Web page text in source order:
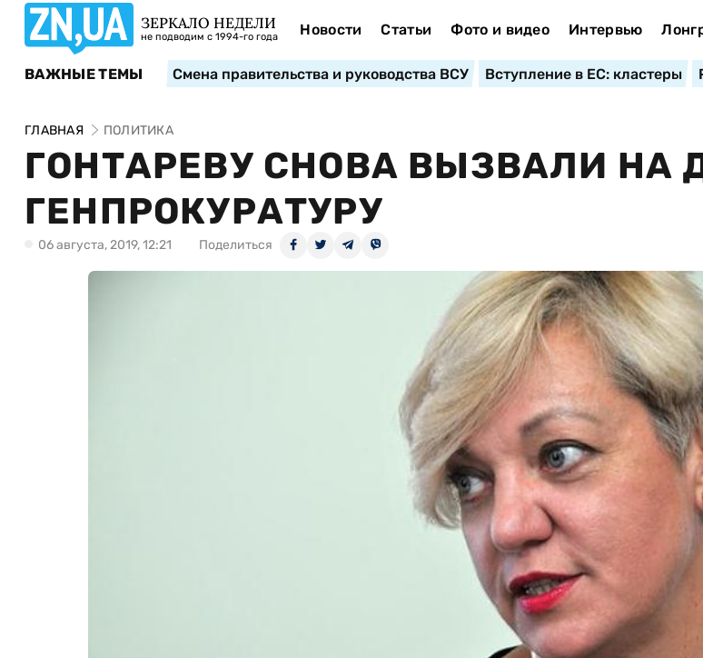
ЗЕРКАЛО НЕДЕЛИ
не подводим с 1994-го года Новости Статьи Фото и видео Интервью
ВАЖНЫЕ ТЕМЫ Смена правительства и руководства ВСУ Вступление в ЕС: кластеры
ГЛАВНАЯ ПОЛИТИКА
ГОНТАРЕВУ СНОВА ВЫЗВАЛИ НА
ГЕНПРОКУРАТУРУ
06 августа, 2019, 12:21 Поделиться